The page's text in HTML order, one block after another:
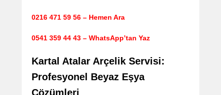
0216 471 59 56 – Hemen Ara
0541 359 44 43 – WhatsApp’tan Yaz
Kartal Atalar Arçelik Servisi:
Profesyonel Beyaz Eşya
Çözümleri